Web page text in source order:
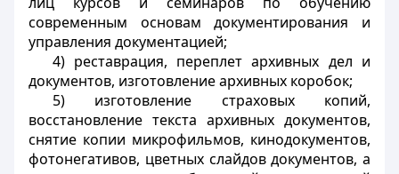
современным основам документирования и
управления документацией;
4) реставрация, переплет архивных дел и
документов, изготовление архивных коробок;
5) изготовление страховых копий,
восстановление текста архивных документов,
снятие копии микрофильмов, кинодокументов,
фотонегативов, цветных слайдов документов, а